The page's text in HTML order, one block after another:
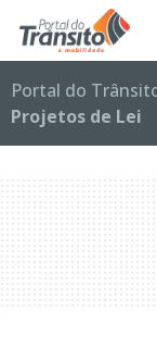
Portal do
Projetos de Lei